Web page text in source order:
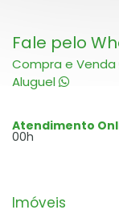
Fale pelo
Compra e Venda
Aluguel
Atendimento
00h
Imóveis